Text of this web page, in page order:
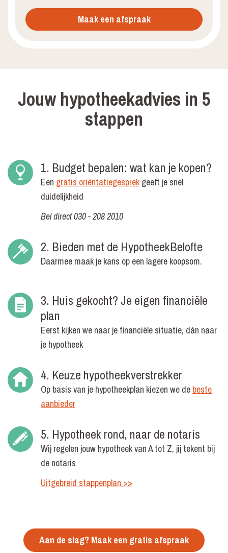
Maak een afspraak
Jouw hypotheekadvies in 5
stappen
1. Budget bepalen: wat kan je kopen?
Een gratis oriëntatiegesprekgeeft je snel
duidelijkheid
Bel direct 030 - 208 2010
2. Bieden met de HypotheekBelofte
Daarmee maak je kans op een lagere koopsom.
3. Huis gekocht? Je eigen financiële
plan
Eerst kijken we naar je financiële situatie, dán naar
je hypotheek
4. Keuze hypotheekverstrekker
Op basis van je hypotheekplan kiezen we de beste
aanbieder
5. Hypotheek rond, naar de notaris
Wij regelen jouw hypotheek van A tot Z, jij tekent bij
de notaris
Uitgebreid stappenplan >>
Aan de slag? Maak een gratis afspraak